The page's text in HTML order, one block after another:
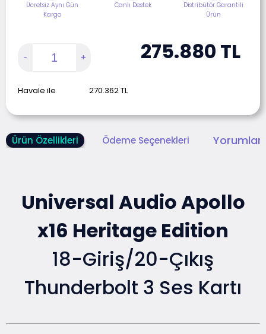
Ücretsiz Aynı Gün
Kargo
Canlı Destek
Distribütör Garantili
Ürün
275.880 TL
Havale ile 270.362TL
Ürün Özellikleri Ödeme Seçenekleri
Universal Audio Apollo
x16 Heritage Edition
18-Giriş/20-Çıkış
Thunderbolt 3 Ses Kartı